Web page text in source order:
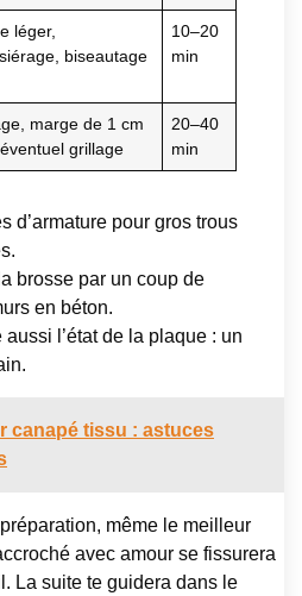
léger,
biseautage
10–20
min
marge de 1 cm
grillage
20–40
min
d’armature pour gros trous
brosse par un coup de
en béton.
l’état de la plaque : un
canapé tissu : astuces
même le meilleur
avec amour se fissurera
La suite te guidera dans le